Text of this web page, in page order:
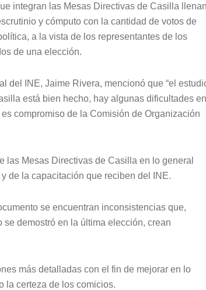
integran las Mesas Directivas de Casilla llenan
y cómputo con la cantidad de votos de
a la vista de los representantes de los
de una elección.
del INE, Jaime Rivera, mencionó que “el
está bien hecho, hay algunas dificultades en
compromiso de la Comisión de Organización
las Mesas Directivas de Casilla en lo general
de la capacitación que reciben del INE.
se encuentran inconsistencias que,
demostró en la última elección, crean
más detalladas con el fin de mejorar en lo
la certeza de los comicios.